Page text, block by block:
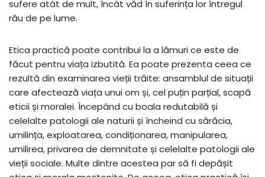
sufere atât de mult, încât văd în suferința lor întregul
rău de pe lume.
Etica practică poate contribui la a lămuri ce este de
făcut pentru viața izbutită. Ea poate prezenta ceea ce
rezultă din examinarea vieții trăite: ansamblul de situații
care afectează viața unui om și, cel puțin parțial, scapă
eticii și moralei. Începând cu boala redutabilă și
celelalte patologii ale naturii și încheind cu sărăcia,
umilința, exploatarea, condiționarea, manipularea,
umilirea, privarea de demnitate și celelalte patologii ale
vieții sociale. Multe dintre acestea par să fi depășit